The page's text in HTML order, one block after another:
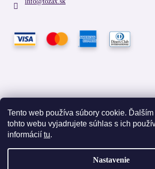
Tento web používa súbory cookie.
tohto webu vyjadrujete súhlas s ich
informácií tu.
Nastavenie
Facebook